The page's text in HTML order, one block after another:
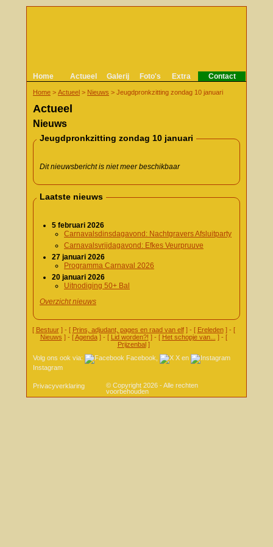
Home Actueel Galerij Foto's Extra Contact
Home > Actueel > Nieuws > Jeugdpronkzitting zondag 10 januari
Actueel
Nieuws
Jeugdpronkzitting zondag 10 januari
Dit nieuwsbericht is niet meer beschikbaar
Laatste nieuws
5 februari 2026
Carnavalsdinsdagavond: Nachtgravers Afsluitparty
Carnavalsvrijdagavond: Efkes Veurpruuve
27 januari 2026
Programma Carnaval 2026
20 januari 2026
Uitnodiging 50+ Bal
Overzicht nieuws
[ Bestuur] - [ Prins, adjudant, pages en raad van elf] - [ Ereleden] - [
Nieuws ] - [Agenda] - [ Lid worden?! ] - [ Het schopje van...
] - [
Prijzenbal]
Volg ons ook via:
Facebook X en
Instagram
Privacyverklaring
© Copyright 2026 - Alle rechten
voorbehouden